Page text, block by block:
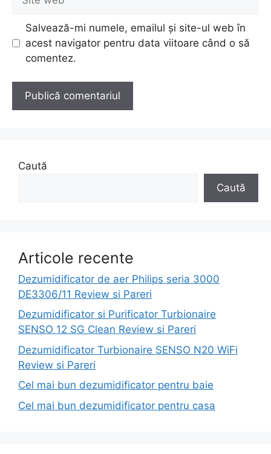
web
Salvează-mi numele, emailul și site-ul web în
acest navigator pentru data viitoare când o să
comentez.
Caută
Caută
Articole recente
Dezumidificator de aer Philips seria 3000
DE3306/11 Review si Pareri
Dezumidificator si Purificator Turbionaire
SENSO 12 SG Clean Review si Pareri
Dezumidificator Turbionaire SENSO N20 WiFi
Review si Pareri
Cel mai bun dezumidificator pentru baie
Cel mai bun dezumidificator pentru casa